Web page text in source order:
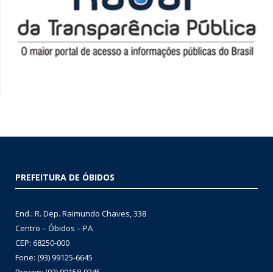
PREFEITURA DE ÓBIDOS
End.: R. Dep. Raimundo Chaves, 338
Centro – Óbidos – PA
CEP: 68250-000
Fone: (93) 99125-6645